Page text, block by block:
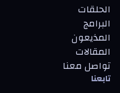
الحلقات
البرامج
المذيعون
المقالات
تواصل معنا
تابعنا